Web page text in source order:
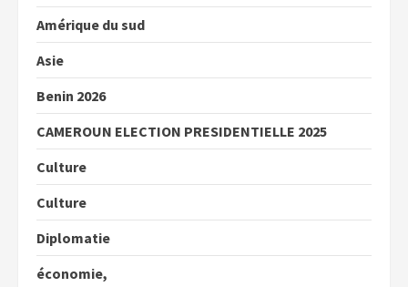
Amérique du sud
Asie
Benin 2026
CAMEROUN ELECTION PRESIDENTIELLE 2025
Culture
Culture
Diplomatie
économie,